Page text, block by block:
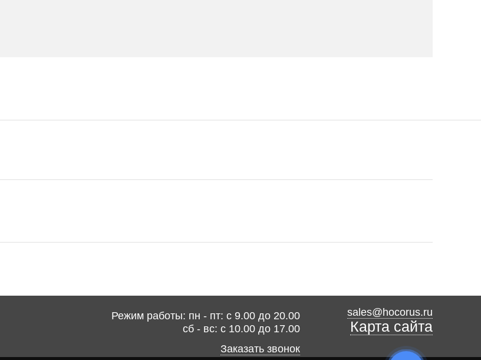
Режим работы: пн - пт: с 9.00 до 20.00
сб - вс: с 10.00 до 17.00
Заказать звонок
sales@hocorus.ru
Карта сайта